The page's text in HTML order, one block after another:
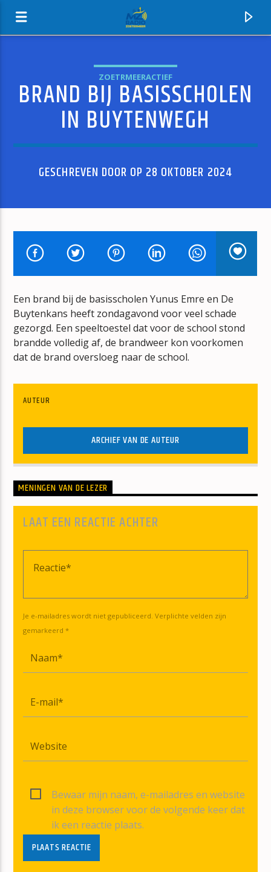
MZ-RADIO
HUIDIG NUMMER
BONT
JAN BERG
mz-radio
ZOETRMEERACTIEF
BRAND BIJ BASISSCHOLEN
IN BUYTENWEGH
GESCHREVEN DOOR OP 28 OKTOBER 2024
Een brand bij de basisscholen Yunus Emre en De
Buytenkans heeft zondagavond voor veel schade
gezorgd. Een speeltoestel dat voor de school stond
brandde volledig af, de brandweer kon voorkomen
dat de brand oversloeg naar de school.
AUTEUR
ARCHIEF VAN DE AUTEUR
MENINGEN VAN DE LEZER
LAAT EEN REACTIE ACHTER
Je e-mailadres wordt niet gepubliceerd. Verplichte velden zijn
gemarkeerd *
Bewaar mijn naam, e-mailadres en website
in deze browser voor de volgende keer dat
ik een reactie plaats.